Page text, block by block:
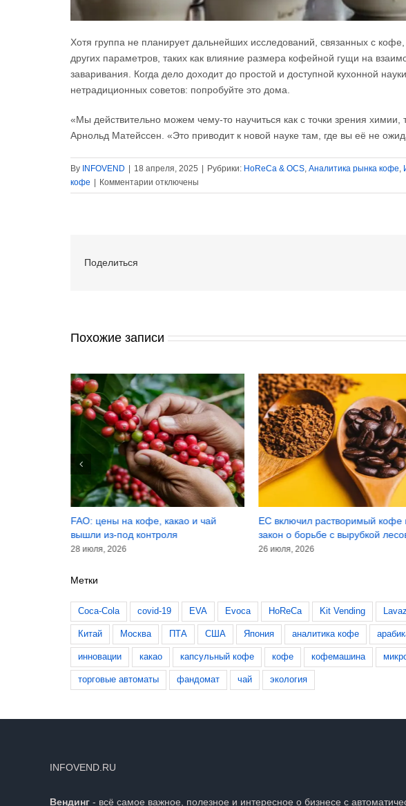
Хотя группа не планирует дальнейших исследований, связанных с кофе,
других параметров, таких как влияние размера кофейной гущи на
заваривания. Когда дело доходит до простой и доступной кухонной
нетрадиционных советов: попробуйте это дома.
«Мы действительно можем чему-то научиться как с точки зрения
Арнольд Матейссен. «Это приводит к новой науке там, где вы её не
By INFOVEND | 18 апреля, 2025 | Рубрики: HoReCa & OCS Аналитика рынка кофе
кофе | Комментарии к
записи
отключены
Поделиться
Похожие записи
ЕС включил растворимый кофе в
закон о борьбе с вырубкой лесов
26 июля, 2026
Японские тренды: кофе при
температуре -85 °C
17 июля, 2026
Coca-Cola covid-19 EVA Evoca HoReCa Kit Vending
Китай Москва ПТА США Япония аналитика кофе
инновации какао капсульный кофе кофе кофемашина
торговые автоматы фандомат чай экология